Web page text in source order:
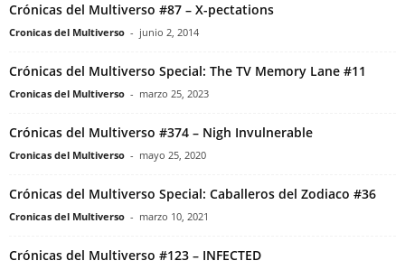
Crónicas del Multiverso #87 – X-pectations
Cronicas del Multiverso - junio 2, 2014
Crónicas del Multiverso Special: The TV Memory Lane #11
Cronicas del Multiverso - marzo 25, 2023
Crónicas del Multiverso #374 – Nigh Invulnerable
Cronicas del Multiverso - mayo 25, 2020
Crónicas del Multiverso Special: Caballeros del Zodiaco #36
Cronicas del Multiverso - marzo 10, 2021
Crónicas del Multiverso #123 – INFECTED